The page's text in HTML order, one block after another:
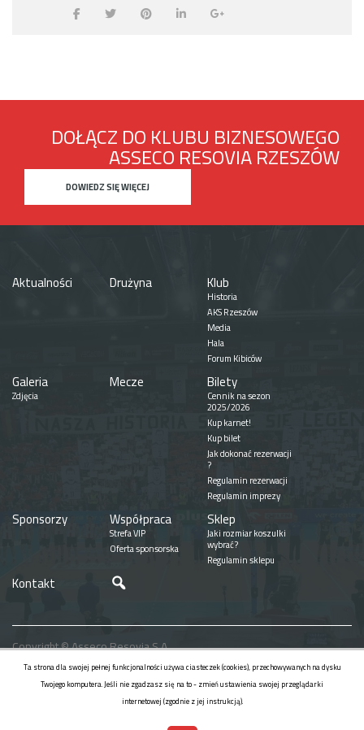
DOŁĄCZ DO KLUBU BIZNESOWEGO
ASSECO RESOVIA RZESZÓW
DOWIEDZ SIĘ WIĘCEJ
Aktualności Drużyna Klub
Historia
AKS Rzeszów
Media
Hala
Forum Kibiców
Galeria
Zdjęcia
Mecze Bilety
Cennik na sezon
2025/2026
Kup karnet!
Kup bilet
Jak dokonać rezerwacji
?
Regulamin rezerwacji
Regulamin imprezy
Sponsorzy Współpraca
Strefa VIP
Oferta sponsorska
Sklep
Jaki rozmiar koszulki
wybrać?
Regulamin sklepu
Kontakt
Copyright © Asseco Resovia S.A.
Realizacja
Ta strona dla swojej pełnej funkcjonalności używa ciasteczek (cookies), przechowywanych na dysku
Twojego komputera. Jeśli nie zgadzasz się na to - zmień ustawienia swojej przeglądarki
internetowej (zgodnie z jej instrukcją).